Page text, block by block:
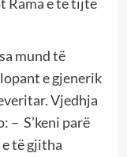
Rama e të tijtë
mund të
e gjenerik
Vjedhja
– S’keni parë
të gjitha